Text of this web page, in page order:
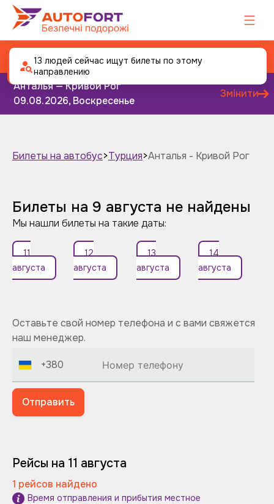
Автобус Анталья - Кривой Рог
Анталья — Кривой Рог
09.08.2026, Воскресенье
Змінити
Билеты на автобус>Турция>Анталья - Кривой Рог
Билеты на 9 августа не найдены
Мы нашли билеты на такие даты:
11
августа
12
августа
13
августа
14
августа
Оставьте свой номер телефона и с вами свяжется
наш менеджер.
+380
Отправить
13 людей сейчас ищут билеты по этому
направлению
Рейсы на 11 августа
1 рейсов найдено
Время отправления и прибытия местное